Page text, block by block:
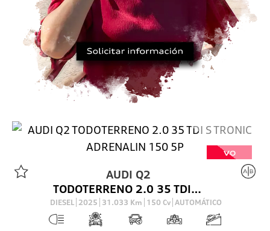
VO
AUDI Q2
TODOTERRENO 2.0 35 TDI S TRONIC ADRENALIN 150 5P
DIESEL 2025 31.033 Km 150 Cv AUTOMÁTICO